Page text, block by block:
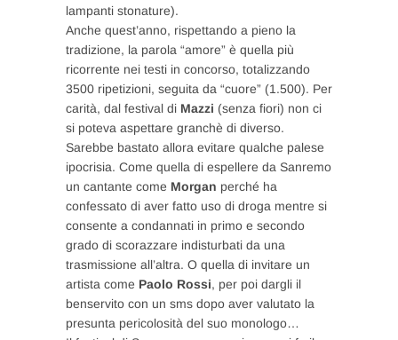
lampanti stonature).
Anche quest’anno, rispettando a pieno la
tradizione, la parola “amore” è quella più
ricorrente nei testi in concorso, totalizzando
3500 ripetizioni, seguita da “cuore” (1.500). Per
carità, dal festival di Mazzi (senza fiori) non ci
si poteva aspettare granchè di diverso.
Sarebbe bastato allora evitare qualche palese
ipocrisia. Come quella di espellere da Sanremo
un cantante come Morgan perché ha
confessato di aver fatto uso di droga mentre si
consente a condannati in primo e secondo
grado di scorazzare indisturbati da una
trasmissione all’altra. O quella di invitare un
artista come Paolo Rossi, per poi dargli il
benservito con un sms dopo aver valutato la
presunta pericolosità del suo monologo…